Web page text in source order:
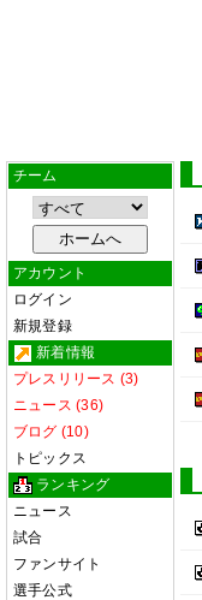
チーム
アカウント
ログイン
新規登録
新着情報
プレスリリース (3)
ニュース (36)
ブログ (10)
トピックス
ランキング
ニュース
試合
ファンサイト
選手公式